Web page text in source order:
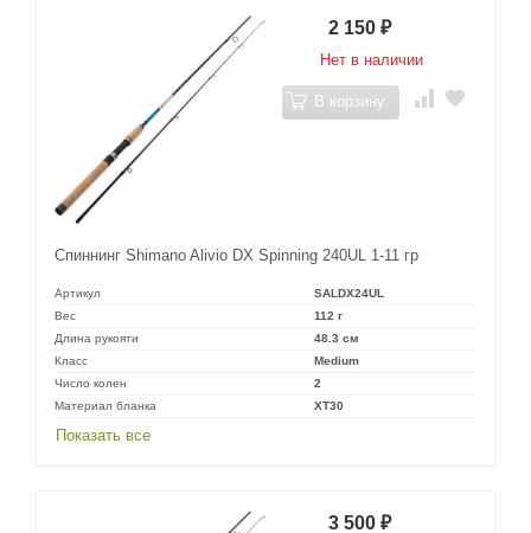
Спиннинг Shimano Alivio DX Spinning 240UL 1-11 гр
Артикул
SALDX24UL
Вес
112 г
Длина рукояти
48.3 см
Класс
Medium
Число колен
2
Материал бланка
XT30
Показать все
2 150 ₽
Нет в наличии
В корзину
3 500 ₽